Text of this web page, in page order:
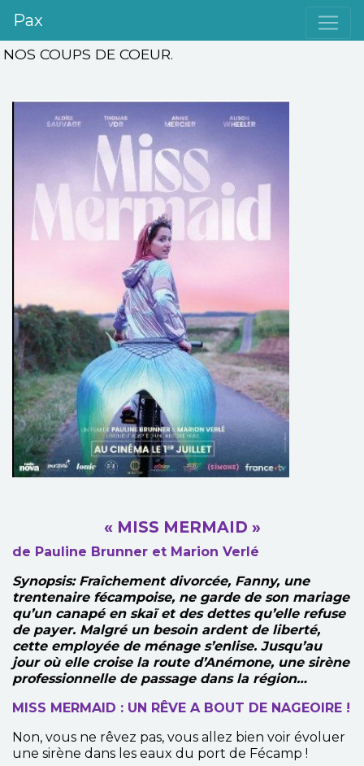
Pax
NOS COUPS DE COEUR.
« MISS MERMAID »
de Pauline Brunner et Marion Verlé
Synopsis: Fraîchement divorcée, Fanny, une
trentenaire fécampoise, ne garde de son mariage
qu’un canapé en skaï et des dettes qu’elle refuse
de payer. Malgré un besoin ardent de liberté,
cette employée de ménage s’enlise. Jusqu’au
jour où elle croise la route d’Anémone, une sirène
professionnelle de passage dans la région…
MISS MERMAID : UN RÊVE A BOUT DE NAGEOIRE !
Non, vous ne rêvez pas, vous allez bien voir évoluer
une sirène dans les eaux du port de Fécamp !